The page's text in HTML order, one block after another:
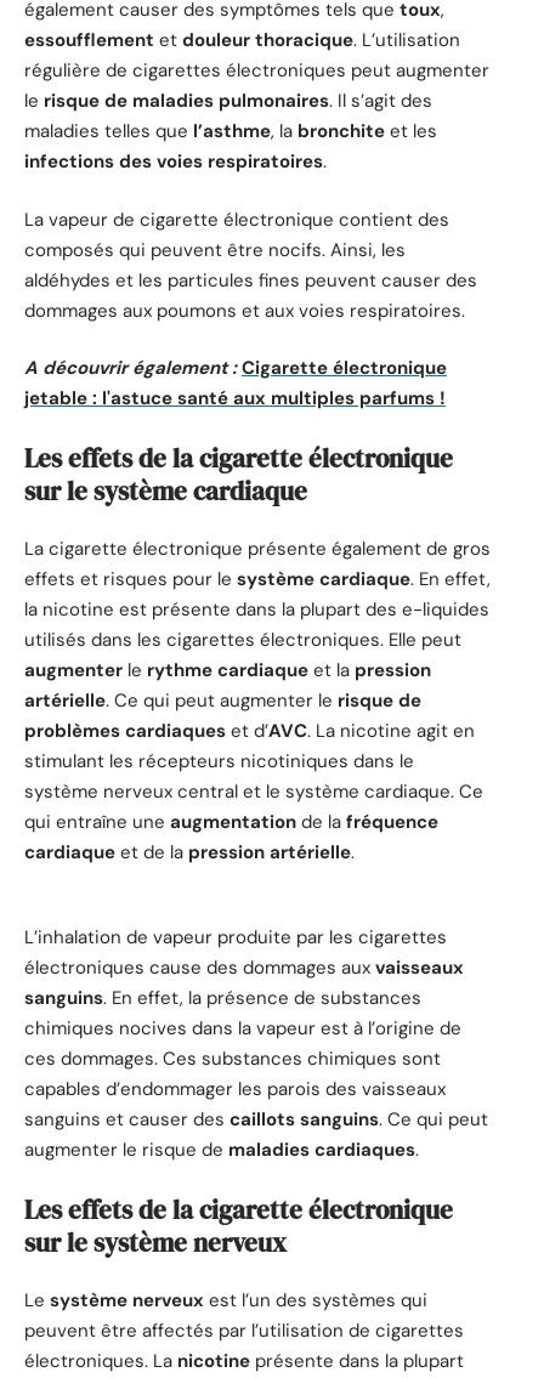
également causer des symptômes tels que toux,
essoufflement et douleur thoracique. L’utilisation
régulière de cigarettes électroniques peut augmenter
le risque de maladies pulmonaires. Il s’agit des
maladies telles que l’asthme, la bronchite et les
infections des voies respiratoires.
La vapeur de cigarette électronique contient des
composés qui peuvent être nocifs. Ainsi, les
aldéhydes et les particules fines peuvent causer des
dommages aux poumons et aux voies respiratoires.
A découvrir également : Cigarette électronique
jetable : l'astuce santé aux multiples parfums !
Les effets de la cigarette électronique
sur le système cardiaque
La cigarette électronique présente également de gros
effets et risques pour le système cardiaque. En effet,
la nicotine est présente dans la plupart des e-liquides
utilisés dans les cigarettes électroniques. Elle peut
augmenter le rythme cardiaque et la pression
artérielle. Ce qui peut augmenter le risque de
problèmes cardiaques et d’AVC. La nicotine agit en
stimulant les récepteurs nicotiniques dans le
système nerveux central et le système cardiaque. Ce
qui entraîne une augmentation de la fréquence
cardiaque et de la pression artérielle.
L’inhalation de vapeur produite par les cigarettes
électroniques cause des dommages aux vaisseaux
sanguins. En effet, la présence de substances
chimiques nocives dans la vapeur est à l’origine de
ces dommages. Ces substances chimiques sont
capables d’endommager les parois des vaisseaux
sanguins et causer des caillots sanguins. Ce qui peut
augmenter le risque de maladies cardiaques.
Les effets de la cigarette électronique
sur le système nerveux
Le système nerveux est l’un des systèmes qui
peuvent être affectés par l’utilisation de cigarettes
électroniques. La nicotine présente dans la plupart